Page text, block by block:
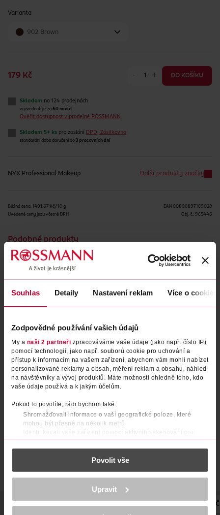
Souhlas Detaily Nastavení reklam Více o cookies
Zodpovědné používání vašich údajů
My a naši 2 partneři zpracováváme vaše údaje (jako např. číslo IP)
pomocí technologií, jako např. souborů cookie pro uchování a
přístup k informacím na vašem zařízení, abychom vám mohli nabízet
personalizované reklamy a obsah, měření reklam a obsahu, náhled
na návštěvníky a vývoj produktů. Máte možnosti ohledně toho, kdo
vaše údaje používá a k jakým účelům.
Pokud to povolíte, rádi bychom také:
Shromažďovali informace o vaší geografické poloze, které
mohou být přesné na několik metrů
Identifikovali vaše zařízení pomocí aktivního skenování pro
konkrétní charakteristiky (otisk prstu)
Zjistěte více o tom, jak zpracováváme vaše osobní údaje, a nastavte
části s podrobnostmi . Svůj souhlas můžete kdykoliv
K provozu stránek, personalizaci obsahu a reklam, funkcí sociálních
médií, analýze návštěvnosti, které mohou nést osobní údaje.
Více najdete vprohlášení o ochraně osobních údajů.
Povolit vše
Upravit
Varianta
902 Brown
179 Kč - + DO KOŠÍKU
Skladem na 124 prodejnách
vyzvednutí již za 60 minut
Ověřit dostupnost v prodejně ROSSMANN
Skladem 5+ ks pro zaslání DPD, Zásilkovna
standardní doba doručení do 3 pracovních dní
NYX Professional Makeup Další produkty značky
Běžná cena: 1491.67 Kč/10 g
Uvedené ceny jsou včetně DPH
EAN 00800897109028
Obj. č.: 965446
Podobné produkty
Tužka na oči Slim Eye 931
Black brown
179 Kč
Tužka na oči Slim Eye 935
179 Kč